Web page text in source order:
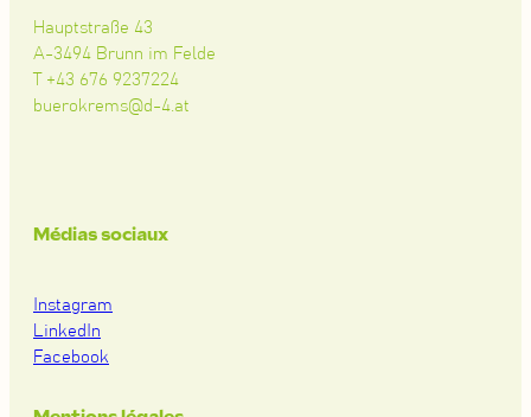
Hauptstraße 43
A-3494 Brunn im Felde
T +43 676 9237224
buerokrems@d-4.at
Médias sociaux
Instagram
LinkedIn
Facebook